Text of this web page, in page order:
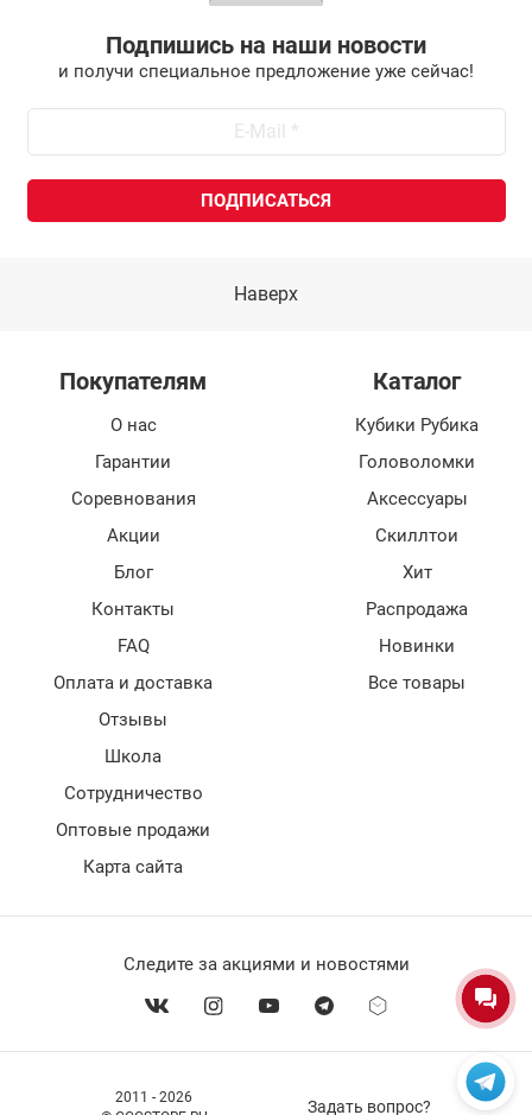
Подпишись на наши новости
и получи специальное предложение уже сейчас!
Наверх
2011 - 2026
Задать вопрос?
Покупателям
О нас
Гарантии
Соревнования
Акции
Блог
Контакты
FAQ
Оплата и доставка
Отзывы
Школа
Сотрудничество
Оптовые продажи
Карта сайта
Каталог
Кубики Рубика
Головоломки
Аксессуары
Скиллтои
Хит
Распродажа
Новинки
Все товары
Следите за акциями и новостями